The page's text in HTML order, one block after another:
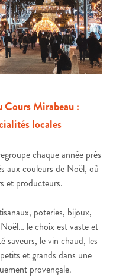
Cours Mirabeau :
locales
chaque année près
aux couleurs de Noël, où
et producteurs.
poteries, bijoux,
le choix est vaste et
saveurs, le vin chaud, les
et grands dans une
provençale.